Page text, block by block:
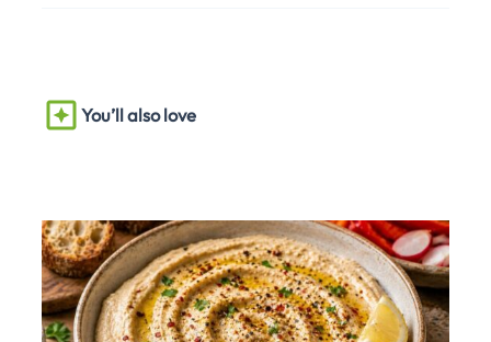
You’ll also love